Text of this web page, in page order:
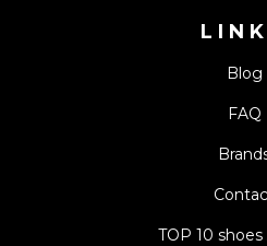
Blog
FAQ
TOP 10